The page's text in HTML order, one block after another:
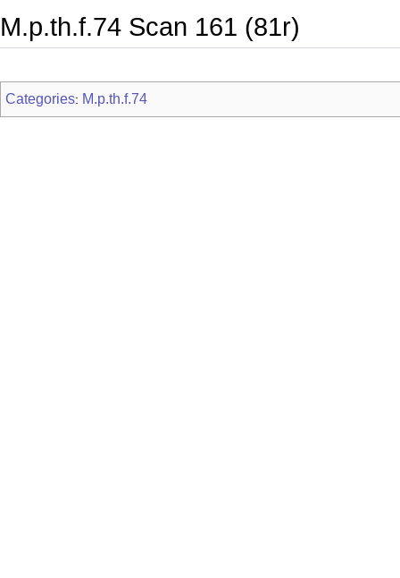
M.p.th.f.74 Scan 161 (81r)
Categories: M.p.th.f.74